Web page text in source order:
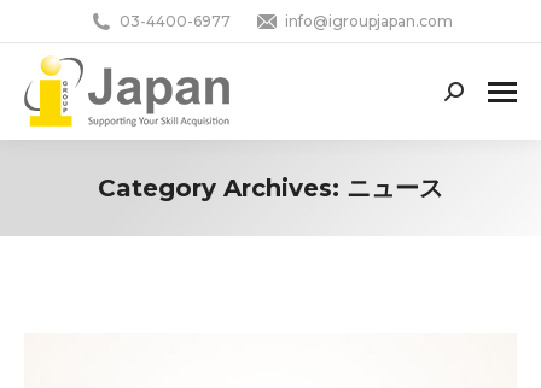
03-4400-6977 info@igroupjapan.com
Search:
Category Archives: ニュース